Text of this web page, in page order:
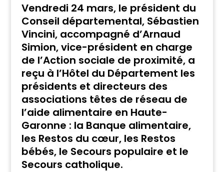
Vendredi 24 mars, le président du
Conseil départemental, Sébastien
Vincini, accompagné d’Arnaud
Simion, vice-président en charge
de l’Action sociale de proximité, a
reçu à l’Hôtel du Département les
présidents et directeurs des
associations têtes de réseau de
l’aide alimentaire en Haute-
Garonne : la Banque alimentaire,
les Restos du cœur, les Restos
bébés, le Secours populaire et le
Secours catholique.